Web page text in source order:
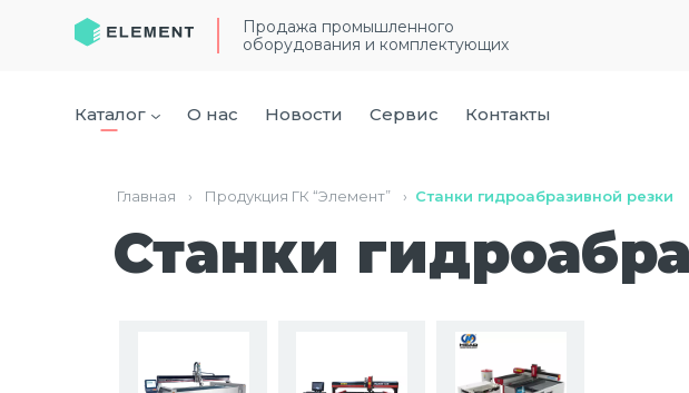
Продажа промышленного
оборудования и комплектующих
Каталог О нас Новости Сервис Контакты
Главная › Продукция ГК “Элемент” › Станки гидроабразивной резки
Станки